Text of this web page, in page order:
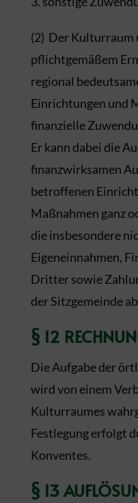
(2) Der Kulturraum
pflichtgemäßem
regional
Einrichtungen und
finanzielle
Er kann dabei die
finanzwirksamen
betroffenen
Maßnahmen ganz
die insbesondere
Eigeneinnahmen,
Dritter sowie
der Sitzgemeinde
§ 12
Die Aufgabe der
wird von einem
Kulturraumes
Festlegung erfolgt
Konventes.
§ 13